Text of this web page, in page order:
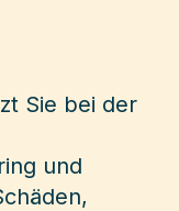
Sie bei der
und